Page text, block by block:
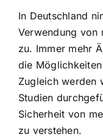
In Deutschland
Verwendung von
zu. Immer mehr
die
Zugleich werden
Studien
Sicherheit von
zu verstehen.